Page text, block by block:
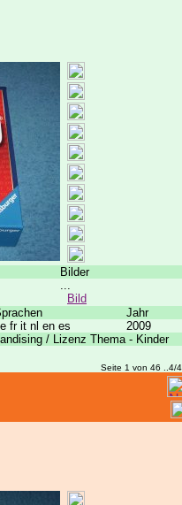
Bilder
...
Bild
Jahr
fr it nl en es
2009
/ Lizenz Thema - Kinder
Seite 1 von 46 ..4/